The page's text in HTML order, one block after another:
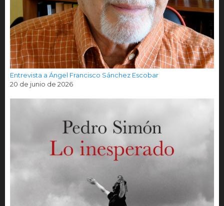
Entrevista a Ángel Francisco Sánchez Escobar
20 de junio de 2026